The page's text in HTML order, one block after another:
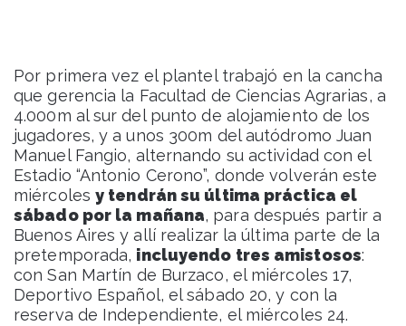
Por primera vez el plantel trabajó en la cancha
que gerencia la Facultad de Ciencias Agrarias, a
4.000m al sur del punto de alojamiento de los
jugadores, y a unos 300m del autódromo Juan
Manuel Fangio, alternando su actividad con el
Estadio “Antonio Cerono”, donde volverán este
miércoles y tendrán su última práctica el
sábado por la mañana, para después partir a
Buenos Aires y allí realizar la última parte de la
pretemporada, incluyendo tres amistosos:
con San Martín de Burzaco, el miércoles 17,
Deportivo Español, el sábado 20, y con la
reserva de Independiente, el miércoles 24.